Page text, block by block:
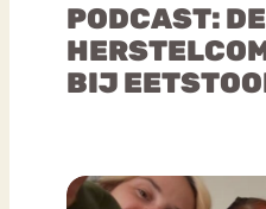
PODCAST:
BIJ